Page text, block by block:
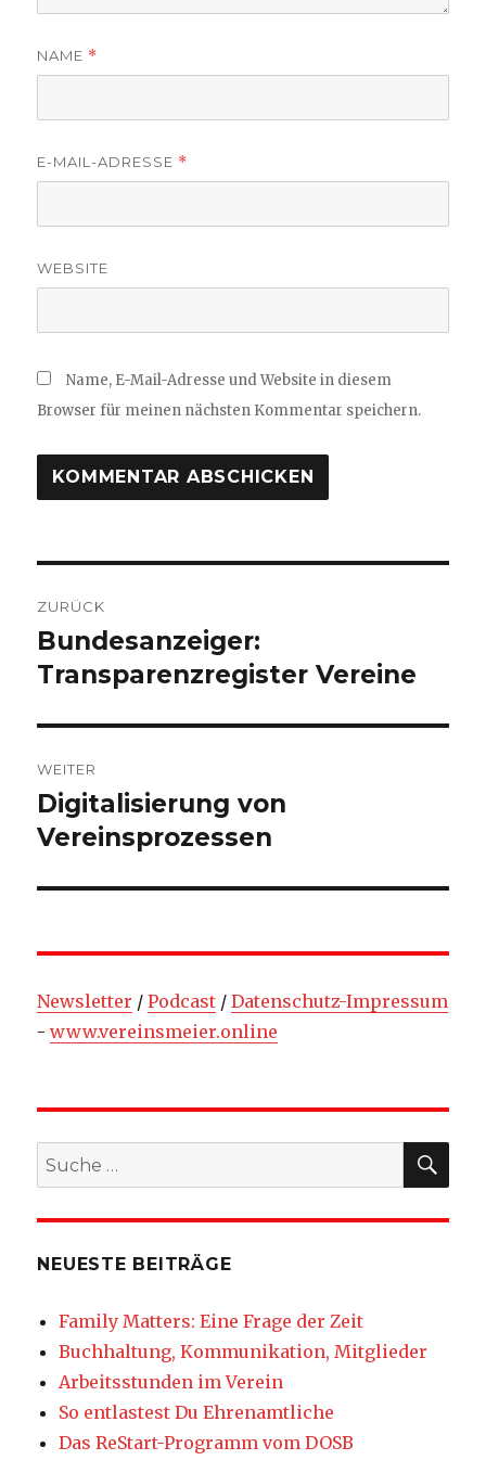
NAME *
E-MAIL-ADRESSE *
WEBSITE
Name, E-Mail-Adresse und Website in diesem
Browser für meinen nächsten Kommentar speichern.
ZURÜCK
Vorheriger
Beitrag:
Bundesanzeiger:
Transparenzregister Vereine
WEITER
Nächster
Beitrag:
Digitalisierung von
Vereinsprozessen
Newsletter /Podcast /Datenschutz-Impressum
-www.vereinsmeier.online
Suche
nach:
NEUESTE BEITRÄGE
Family Matters: Eine Frage der Zeit
Buchhaltung, Kommunikation, Mitglieder
Arbeitsstunden im Verein
So entlastest Du Ehrenamtliche
Das ReStart-Programm vom DOSB